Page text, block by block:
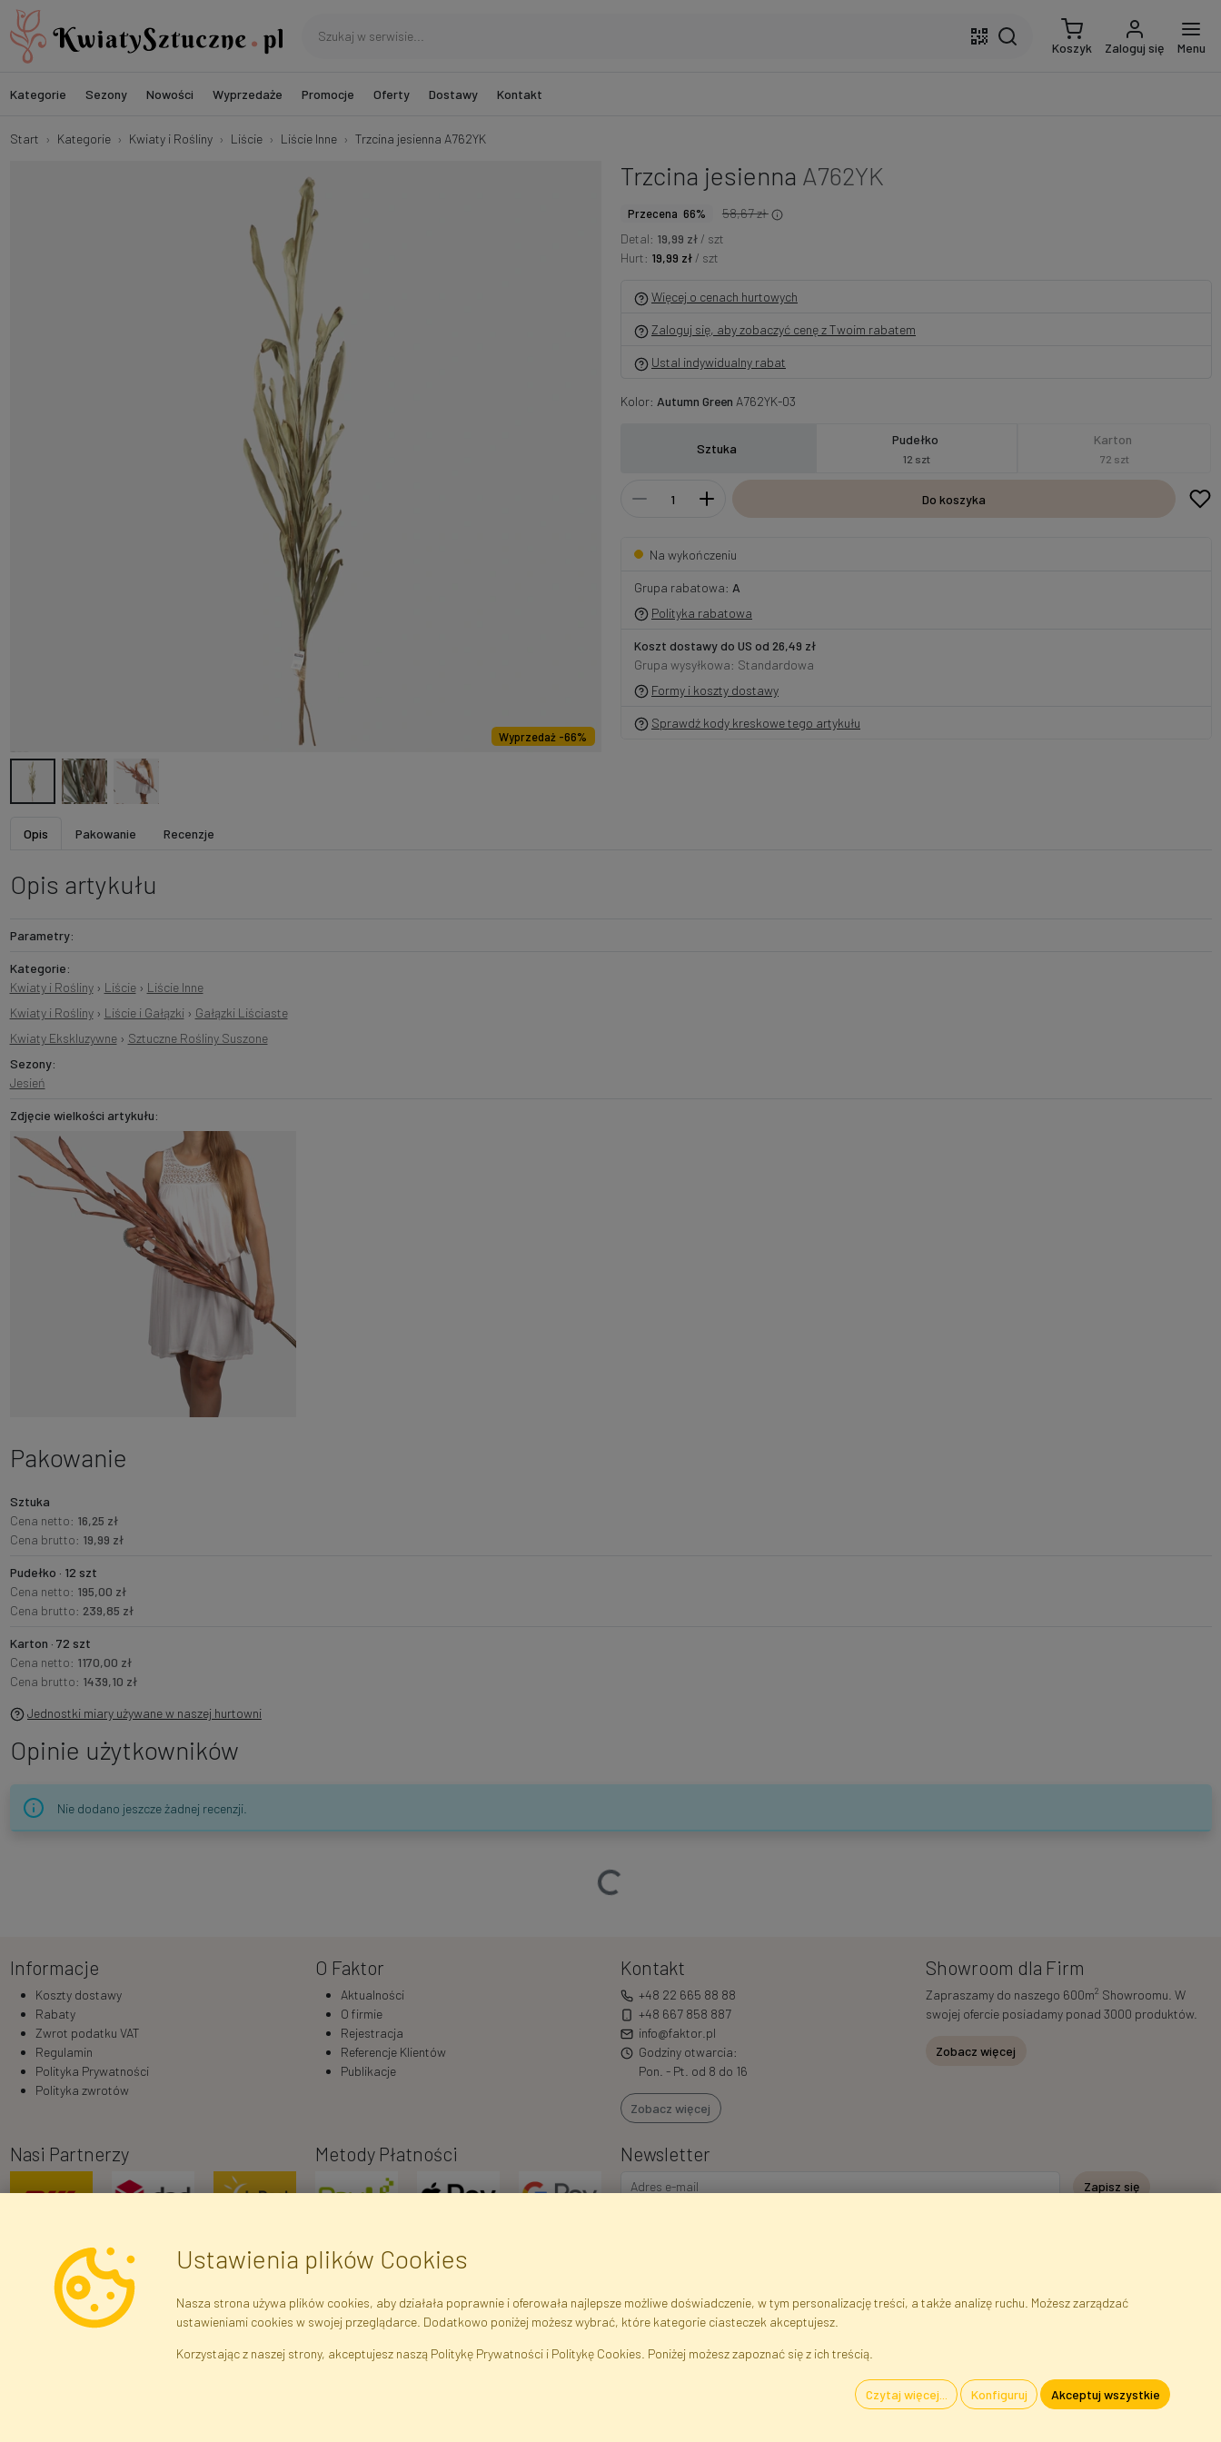
Koszyk Zaloguj się Menu
Kategorie Sezony Nowości Wyprzedaże Promocje Oferty Dostawy Kontakt
Start Kategorie Kwiaty i Rośliny Liście Liście Inne Trzcina jesienna A762YK
Wyprzedaż -66%
Trzcina jesienna A762YK
Przecena 66%
58,67 zł
Detal: 19,99 zł/ szt
Hurt: 19,99 zł/ szt
Więcej o cenach hurtowych
Zaloguj się, aby zobaczyć cenę z Twoim rabatem
Ustal indywidualny rabat
Kolor: Autumn Green A762YK-03
Sztuka
Pudełko
12 szt
Karton
72 szt
Do koszyka
Na wykończeniu
Grupa rabatowa: A
Polityka rabatowa
Koszt dostawy do US od 26,49 zł
Grupa wysyłkowa: Standardowa
Formy i koszty dostawy
Sprawdź kody kreskowe tego artykułu
Opis Pakowanie Recenzje
Opis artykułu
Parametry:
Kategorie:
Kwiaty i Rośliny› Liście› Liście Inne
Kwiaty i Rośliny› Liście i Gałązki› Gałązki Liściaste
Kwiaty Ekskluzywne› Sztuczne Rośliny Suszone
Sezony:
Jesień
Zdjęcie wielkości artykułu:
Pakowanie
Sztuka
Cena netto: 16,25 zł
Cena brutto: 19,99 zł
Pudełko · 12 szt
Cena netto: 195,00 zł
Cena brutto: 239,85 zł
Karton · 72 szt
Cena netto: 1170,00 zł
Cena brutto: 1439,10 zł
Jednostki miary używane w naszej hurtowni
Opinie użytkowników
Nie dodano jeszcze żadnej recenzji.
Ładowanie…
Informacje
Koszty dostawy
Rabaty
Zwrot podatku VAT
Regulamin
Polityka Prywatności
Polityka zwrotów
O Faktor
Aktualności
O firmie
Rejestracja
Referencje Klientów
Publikacje
Kontakt
+48 22 665 88 88
+48 667 858 887
info@faktor.pl
Godziny otwarcia:
Pon. - Pt. od 8 do 16
Zobacz więcej
Showroom dla Firm
Zapraszamy do naszego 600m2 Showroomu. W
swojej ofercie posiadamy ponad 3000 produktów.
Zobacz więcej
Nasi Partnerzy Metody Płatności Newsletter
Zapisz się
Dane rejestrowe Regulamin Polityka Prywatności Pomoc Mapa serwisu
Kwiaty i Rośliny Sztuczne · Hurtownia i Sklep Internetowy · Bezpośredni Importer · Warszawa, Błonie
Ustawienia plików Cookies
Nasza strona używa plików cookies, aby działała poprawnie i oferowała najlepsze możliwe doświadczenie, w tym personalizację treści, a także analizę ruchu. Możesz zarządzać
ustawieniami cookies w swojej przeglądarce. Dodatkowo poniżej możesz wybrać, które kategorie ciasteczek akceptujesz.
Korzystając z naszej strony, akceptujesz naszą Politykę Prywatności i Politykę Cookies. Poniżej możesz zapoznać się z ich treścią.
Czytaj więcej... Konfiguruj Akceptuj wszystkie